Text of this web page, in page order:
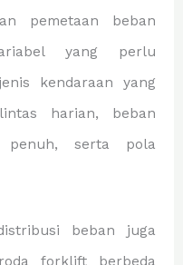
pemetaan beban
yang perlu
kendaraan yang
harian, beban
penuh, serta pola
beban juga
forklift berbeda